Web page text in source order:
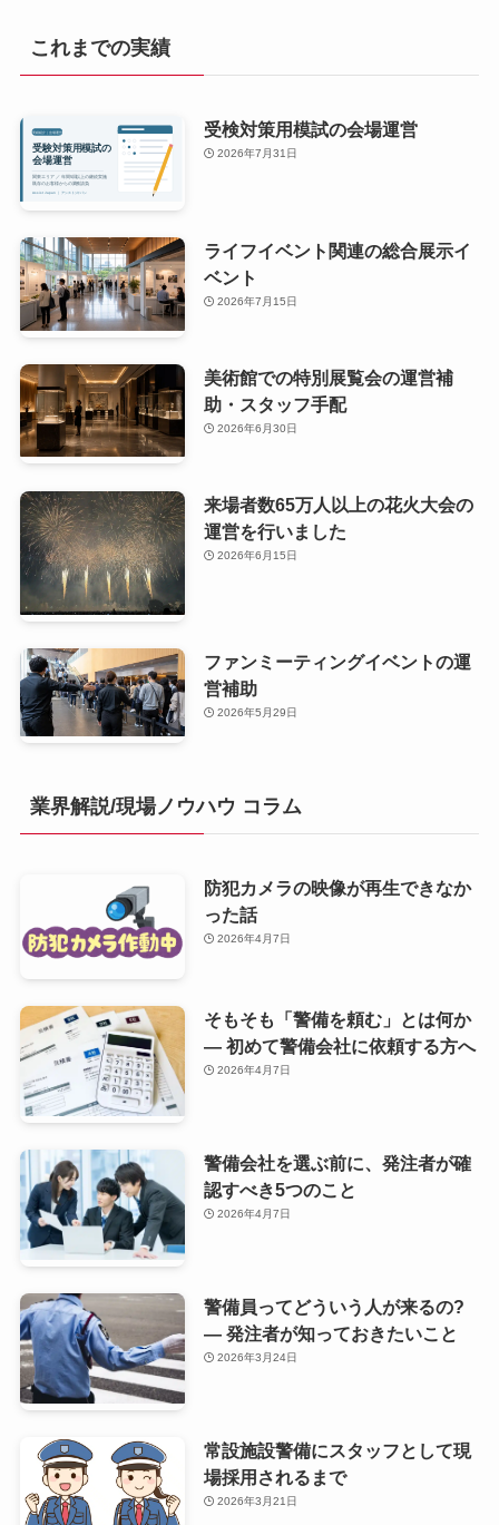
これまでの実績
受検対策用模試の会場運営
2026年7月31日
ライフイベント関連の総合展示イ
ベント
2026年7月15日
美術館での特別展覧会の運営補
助・スタッフ手配
2026年6月30日
来場者数65万人以上の花火大会の
運営を行いました
2026年6月15日
ファンミーティングイベントの運
営補助
2026年5月29日
業界解説/現場ノウハウ コラム
防犯カメラの映像が再生できなか
った話
2026年4月7日
そもそも「警備を頼む」とは何か
— 初めて警備会社に依頼する方へ
2026年4月7日
警備会社を選ぶ前に、発注者が確
認すべき5つのこと
2026年4月7日
警備員ってどういう人が来るの?
— 発注者が知っておきたいこと
2026年3月24日
常設施設警備にスタッフとして現
場採用されるまで
2026年3月21日